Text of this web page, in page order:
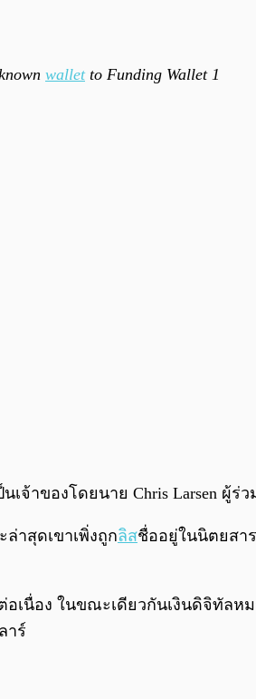
walletto Funding Wallet 1
นเจ้าของโดยนาย Chris Larsen ผู้ร่
าสุดเขาเพิ่งถูกลิสชื่ออยู่ในนิตยสา
อเนื่อง ในขณะเดียวกันเงินดิจิทัล
าร์